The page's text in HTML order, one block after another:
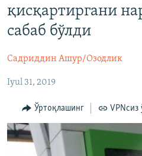
ўтинг
На русском
Озодлик бошқа тилларда
қисқартиргани
сабаб бўлди
Садриддин Ашур/Озодлик
Iyul 31, 2019
Ўртоқлашинг VPNсиз